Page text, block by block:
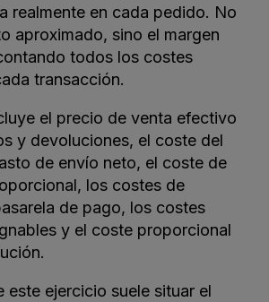
realmente en cada pedido. No
aproximado, sino el margen
todos los costes
transacción.
el precio de venta efectivo
y devoluciones, el coste del
de envío neto, el coste de
los costes de
de pago, los costes
y el coste proporcional
este ejercicio suele situar el